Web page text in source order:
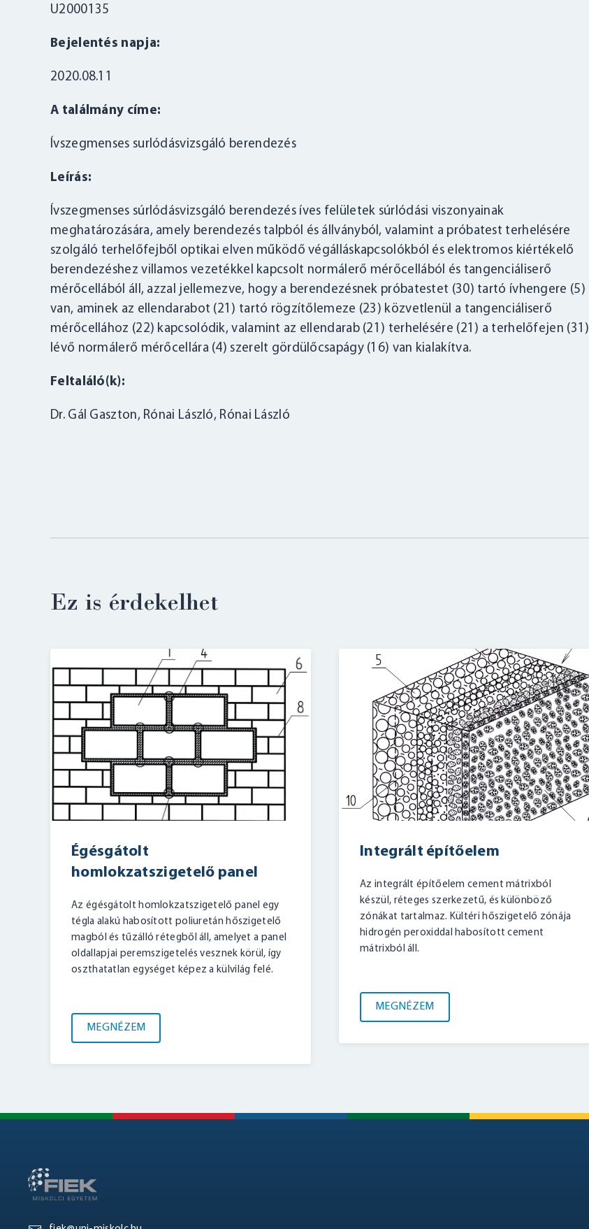
U2000135
Bejelentés napja:
2020.08.11
A találmány címe:
Ívszegmenses surlódásvizsgáló berendezés
Leírás:
Ívszegmenses súrlódásvizsgáló berendezés íves felületek súrlódási viszonyainak
meghatározására, amely berendezés talpból és állványból, valamint a próbatest terhelésére
szolgáló terhelőfejből optikai elven működő végálláskapcsolókból és elektromos kiértékelő
berendezéshez villamos vezetékkel kapcsolt normálerő mérőcellából és tangenciáliserő
mérőcellából áll, azzal jellemezve, hogy a berendezésnek próbatestet (30) tartó ívhengere (5)
van, aminek az ellendarabot (21) tartó rögzítőlemeze (23) közvetlenül a tangenciáliserő
mérőcellához (22) kapcsolódik, valamint az ellendarab (21) terhelésére (21) a terhelőfejen (31)
lévő normálerő mérőcellára (4) szerelt gördülőcsapágy (16) van kialakítva.
Feltaláló(k):
Dr. Gál Gaszton, Rónai László, Rónai László
Ez is érdekelhet
Égésgátolt
homlokzatszigetelő panel
Az égésgátolt homlokzatszigetelő panel egy
tégla alakú habosított poliuretán hőszigetelő
magból és tűzálló rétegből áll, amelyet a panel
oldallapjai peremszigetelés vesznek körül, így
oszthatatlan egységet képez a külvilág felé.
MEGNÉZEM
Integrált építőelem
Az integrált építőelem cement mátrixból
készül, réteges szerkezetű, és különböző
zónákat tartalmaz. Kültéri hőszigetelő zónája
hidrogén peroxiddal habosított cement
mátrixból áll.
MEGNÉZEM